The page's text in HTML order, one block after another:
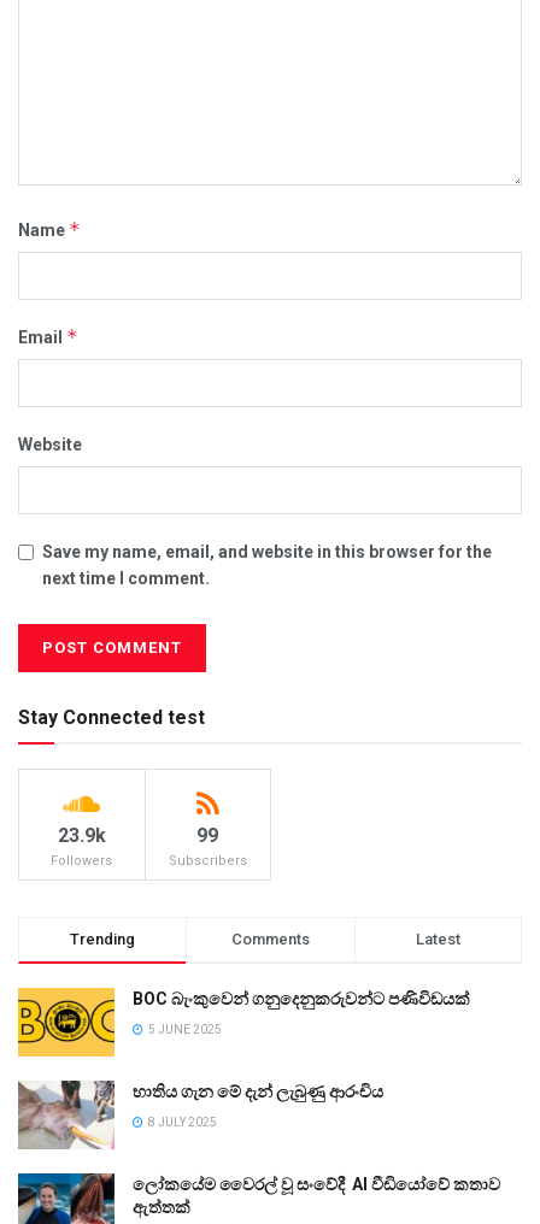
Name *
Email *
Website
Save my name, email, and website in this browser for the
next time I comment.
Stay Connected test
23.9k
Followers
99
Subscribers
Trending Comments Latest
BOC බැංකුවෙන් ගනුදෙනුකරුවන්ට පණිවිඩයක්
5 JUNE 2025
භාතිය ගැන මේ දැන් ලැබුණු ආරංචිය
8 JULY 2025
ලෝකයේම වෛරල් වූ සංවේදී AI වීඩියෝවේ කතාව
ඇත්තක්